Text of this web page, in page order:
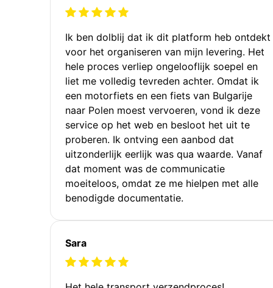
Ik ben dolblij dat ik dit platform heb ontdekt
voor het organiseren van mijn levering. Het
hele proces verliep ongelooflijk soepel en
liet me volledig tevreden achter. Omdat ik
een motorfiets en een fiets van Bulgarije
naar Polen moest vervoeren, vond ik deze
service op het web en besloot het uit te
proberen. Ik ontving een aanbod dat
uitzonderlijk eerlijk was qua waarde. Vanaf
dat moment was de communicatie
moeiteloos, omdat ze me hielpen met alle
benodigde documentatie.
Sara